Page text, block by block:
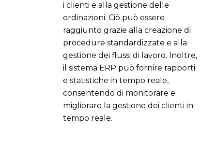
i clienti e alla gestione delle
ordinazioni. Ciò può essere
raggiunto grazie alla creazione di
procedure standardizzate e alla
gestione dei flussi di lavoro. Inoltre,
il sistema ERP può fornire rapporti
e statistiche in tempo reale,
consentendo di monitorare e
migliorare la gestione dei clienti in
tempo reale.